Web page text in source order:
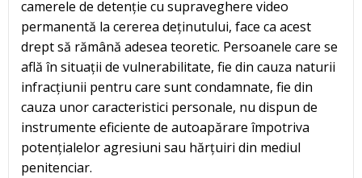
camerele de detenție cu supraveghere video
permanentă la cererea deținutului, face ca acest
drept să rămână adesea teoretic. Persoanele care se
află în situații de vulnerabilitate, fie din cauza naturii
infracțiunii pentru care sunt condamnate, fie din
cauza unor caracteristici personale, nu dispun de
instrumente eficiente de autoapărare împotriva
potențialelor agresiuni sau hărțuiri din mediul
penitenciar.